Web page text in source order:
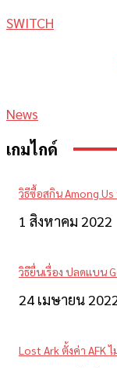
SWITCH
News
เกมไกด์
วิธีซื้อสกิน Among
1 สิงหาคม 2022
วิธียื่นเรื่อง ปลดแบน
24 เมษายน
Lost Ark ตั้งค่า AFK